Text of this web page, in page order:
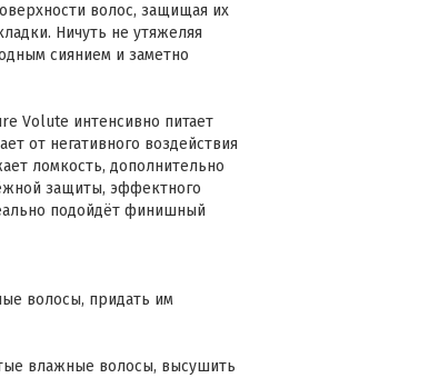
волос, защищая их
Ничуть не утяжеляя
сиянием и заметно
Volute интенсивно питает
от негативного воздействия
ломкость, дополнительно
защиты, эффектного
подойдёт финишный
волосы, придать им
влажные волосы, высушить